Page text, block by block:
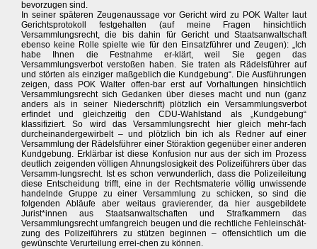
bevorzugen sind.
In seiner späteren Zeugenaussage vor Gericht wird zu POK Walter laut
Gerichtsprotokoll festgehalten (auf meine Fragen hinsichtlich
Versammlungsrecht, die bis dahin für Gericht und Staatsanwaltschaft
ebenso keine Rolle spielte wie für den Einsatzführer und Zeugen): „Ich
habe Ihnen die Festnahme er-klärt, weil Sie gegen das
Versammlungsverbot verstoßen haben. Sie traten als Rädelsführer auf
und störten als einziger maßgeblich die Kundgebung“. Die Ausführungen
zeigen, dass POK Walter offen-bar erst auf Vorhaltungen hinsichtlich
Versammlungsrecht sich Gedanken über dieses macht und nun (ganz
anders als in seiner Niederschrift) plötzlich ein Versammlungsverbot
erfindet und gleichzeitig den CDU-Wahlstand als „Kundgebung“
klassifiziert. So wird das Versammlungsrecht hier gleich mehr-fach
durcheinandergewirbelt – und plötzlich bin ich als Redner auf einer
Versammlung der Rädelsführer einer Störaktion gegenüber einer anderen
Kundgebung. Erklärbar ist diese Konfusion nur aus der sich im Prozess
deutlich zeigenden völligen Ahnungslosigkeit des Polizeiführers über das
Versamm-lungsrecht. Ist es schon verwunderlich, dass die Polizeileitung
diese Entscheidung trifft, eine in der Rechtsmaterie völlig unwissende
handelnde Gruppe zu einer Versammlung zu schicken, so sind die
folgenden Abläufe aber weitaus gravierender, da hier ausgebildete
Jurist*innen aus Staatsanwaltschaften und Strafkammern das
Versammlungsrecht umfangreich beugen und die rechtliche Fehleinschät-
zung des Polizeiführers zu stützen beginnen – offensichtlich um die
gewünschte Verurteilung errei-chen zu können.